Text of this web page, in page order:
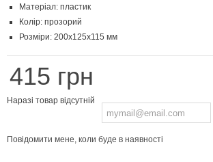
Матеріал: пластик
Колір: прозорий
Розміри: 200х125х115 мм
415 грн
Наразі товар відсутній
Повідомити мене, коли буде в наявності